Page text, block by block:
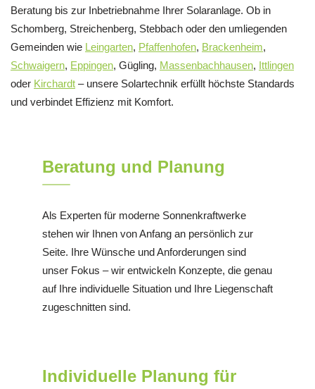
Beratung bis zur Inbetriebnahme Ihrer Solaranlage. Ob in
Schomberg, Streichenberg, Stebbach oder den umliegenden
Gemeinden wie Leingarten, Pfaffenhofen, Brackenheim,
Schwaigern, Eppingen, Gügling, Massenbachhausen, Ittlingen
oder Kirchardt – unsere Solartechnik erfüllt höchste Standards
und verbindet Effizienz mit Komfort.
Beratung und Planung
Als Experten für moderne Sonnenkraftwerke
stehen wir Ihnen von Anfang an persönlich zur
Seite. Ihre Wünsche und Anforderungen sind
unser Fokus – wir entwickeln Konzepte, die genau
auf Ihre individuelle Situation und Ihre Liegenschaft
zugeschnitten sind.
Individuelle Planung für